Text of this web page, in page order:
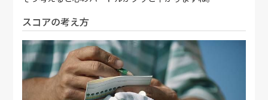
スコアの考え方